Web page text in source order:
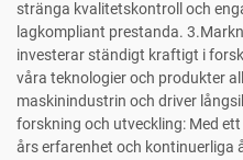
stränga kvalitetskontroll och
lagkompliant prestanda.
investerar ständigt kraftigt i
våra teknologier och produkter
maskinindustrin och driver
forskning och utveckling: Med
års erfarenhet och kontinuerliga